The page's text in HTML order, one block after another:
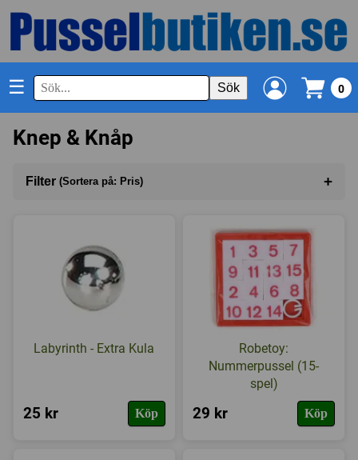
☰ Sök 0
Knep & Knåp
Filter (Sortera på: Pris) +
Labyrinth - Extra Kula
25 kr Köp
Robetoy:
Nummerpussel (15-
spel)
29 kr Köp